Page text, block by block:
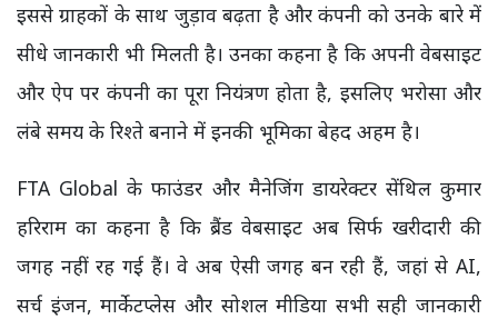
इससे ग्राहकों के साथ जुड़ाव बढ़ता है और कंपनी को उनके बारे में
सीधे जानकारी भी मिलती है। उनका कहना है कि अपनी वेबसाइट
और ऐप पर कंपनी का पूरा नियंत्रण होता है, इसलिए भरोसा और
लंबे समय के रिश्ते बनाने में इनकी भूमिका बेहद अहम है।
FTA Global के फाउंडर और मैनेजिंग डायरेक्टर सेंथिल कुमार
हरिराम का कहना है कि ब्रैंड वेबसाइट अब सिर्फ खरीदारी की
जगह नहीं रह गई हैं। वे अब ऐसी जगह बन रही हैं, जहां से AI,
सर्च इंजन, मार्केटप्लेस और सोशल मीडिया सभी सही जानकारी